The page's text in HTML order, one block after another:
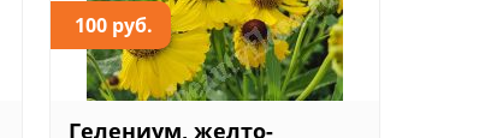
100 руб.
Гелениум, желто-